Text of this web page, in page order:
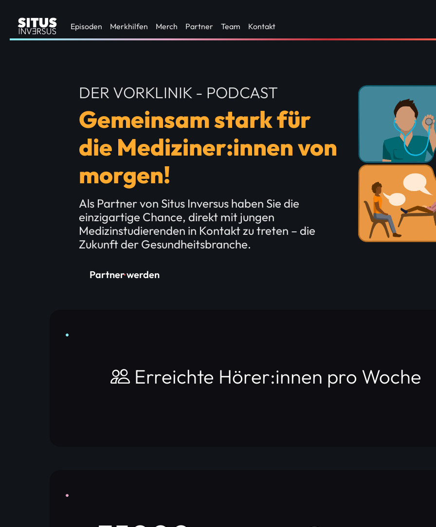
Episoden Merkhilfen Merch Partner Team Kontakt
DER VORKLINIK - PODCAST
Gemeinsam stark für
die Mediziner:innen von
morgen!
Als Partner von Situs Inversus haben Sie die
einzigartige Chance, direkt mit jungen
Medizinstudierenden in Kontakt zu treten – die
Zukunft der Gesundheitsbranche.
Partner werden
Erreichte Hörer:innen pro Woche